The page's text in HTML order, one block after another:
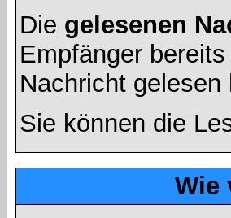
Die gelesenen
Empfänger
Nachricht
Sie können die
Wie